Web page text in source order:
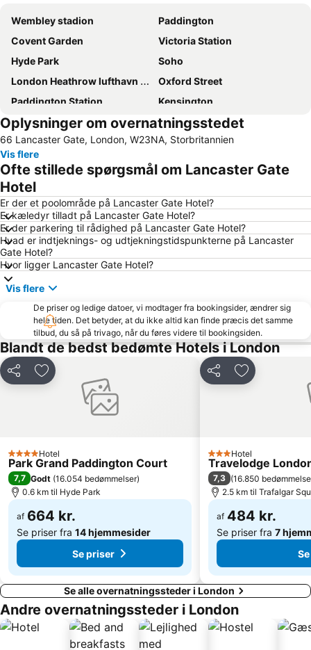
Wembley stadion
Paddington
Covent Garden
Victoria Station
Hyde Park
Soho
London Heathrow lufthavn (LHR)
Oxford Street
Paddington Station
Kensington
London Gatwick Airport
Liverpool Street Station
Piccadilly Circus
Camden Town
Emirates Stadium
Bloomsbury
Notting Hill
Bayswater
Tottenham Hotspur Stadium
Kings Cross
Tottenham
Mayfair
Earls Court
London Bridge
King's Cross Station
Marylebone
Waterloo Station
South Kensington
The O2 Arena
Islington
Victoria
Tower Bridge
Russell Square
St Giles
Stratford Station
Picadilly Circus Station
The London Eye
Buckingham Palace
Trafalgar Square
Tottenham Hale Metro Station
Oplysninger om overnatningsstedet
66 Lancaster Gate, London, W23NA, Storbritannien
Vis flere
Ofte stillede spørgsmål om Lancaster Gate
Hotel
Er der et poolområde på Lancaster Gate Hotel?
Er kæledyr tilladt på Lancaster Gate Hotel?
Er der parkering til rådighed på Lancaster Gate Hotel?
Hvad er indtjeknings- og udtjekningstidspunkterne på Lancaster
Gate Hotel?
Hvor ligger Lancaster Gate Hotel?
Vis flere
De priser og ledige datoer, vi modtager fra bookingsider, ændrer sig
hele tiden. Det betyder, at du ikke altid kan finde præcis det samme
tilbud, du så på trivago, når du føres videre til bookingsiden.
Blandt de bedst bedømte Hotels i London
Del Føj til favoritter
4 Stjerner
Hotel
Park Grand Paddington Court
7,7 Godt (16.054 bedømmelser)
0.6 km til Hyde Park
af 664 kr.
Se priser fra 14 hjemmesider
Se priser
Del Føj til
3 Stjerner
Hotel
Travelodge
7,3 (16.850
2.5 km til Trafalgar
af 484 kr.
Se priser fra 7
Se alle overnatningssteder i London
Andre overnatningssteder i London